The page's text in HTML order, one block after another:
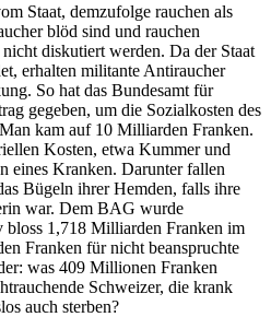
Staat, demzufolge rauchen als
blöd sind und rauchen
diskutiert werden. Da der Staat
erhalten militante Antiraucher
So hat das Bundesamt für
gegeben, um die Sozialkosten des
kam auf 10 Milliarden Franken.
Kosten, etwa Kummer und
eines Kranken. Darunter fallen
Bügeln ihrer Hemden, falls ihre
war. Dem BAG wurde
bloss 1,718 Milliarden Franken im
Franken für nicht beanspruchte
was 409 Millionen Franken
Schweizer, die krank
auch sterben?